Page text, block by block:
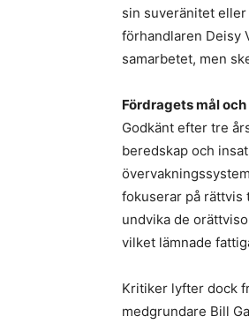
sin suveränitet
förhandlaren Deisy
samarbetet, men
Fördragets mål
Godkänt efter tre
beredskap och
fokuserar på rättvis
undvika de
vilket lämnade
Kritiker lyfter dock
medgrundare Bill